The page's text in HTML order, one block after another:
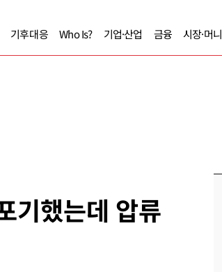
기후대응 Who Is? 기업·산업 금융 시장·머니
기했는데 압류